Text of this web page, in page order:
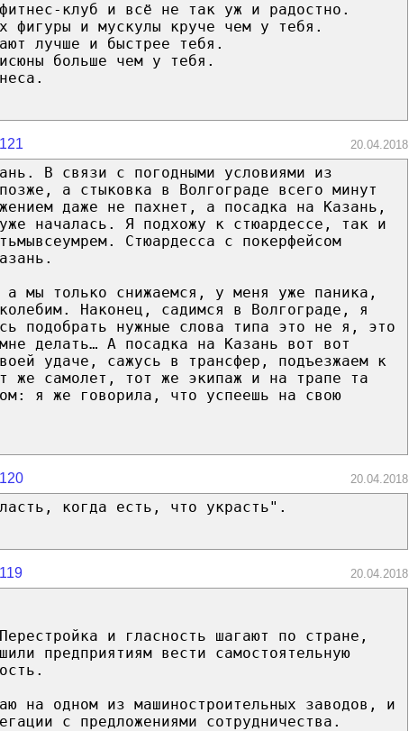
клуб и всё не так уж и радостно.
фигуры и мускулы круче чем у тебя.
лучше и быстрее тебя.
больше чем у тебя.
20.04.2018
В связи с погодными условиями из
а стыковка в Волгограде всего минут
даже не пахнет, а посадка на Казань,
началась. Я подхожу к стюардессе, так и
Стюардесса с покерфейсом
а мы только снижаемся, у меня уже паника,
Наконец, садимся в Волгограде, я
подобрать нужные слова типа это не я, это
делать… А посадка на Казань вот вот
удаче, сажусь в трансфер, подъезжаем к
же самолет, тот же экипаж и на трапе та
я же говорила, что успеешь на свою
20.04.2018
когда есть, что украсть".
20.04.2018
и гласность шагают по стране,
предприятиям вести самостоятельную
на одном из машиностроительных заводов, и
с предложениями сотрудничества.